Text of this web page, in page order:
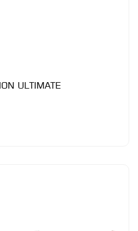
ULTIMATE